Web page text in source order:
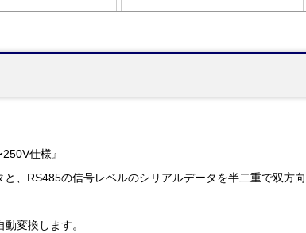
仕様』
と、RS485の信号レベルのシリアルデータを半二重で双方
変換します。